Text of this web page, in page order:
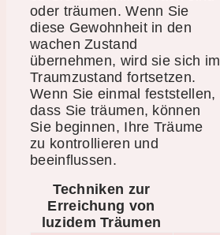
oder träumen. Wenn Sie
diese Gewohnheit in den
wachen Zustand
übernehmen, wird sie sich im
Traumzustand fortsetzen.
Wenn Sie einmal feststellen,
dass Sie träumen, können
Sie beginnen, Ihre Träume
zu kontrollieren und
beeinflussen.
Techniken zur
Erreichung von
luzidem Träumen